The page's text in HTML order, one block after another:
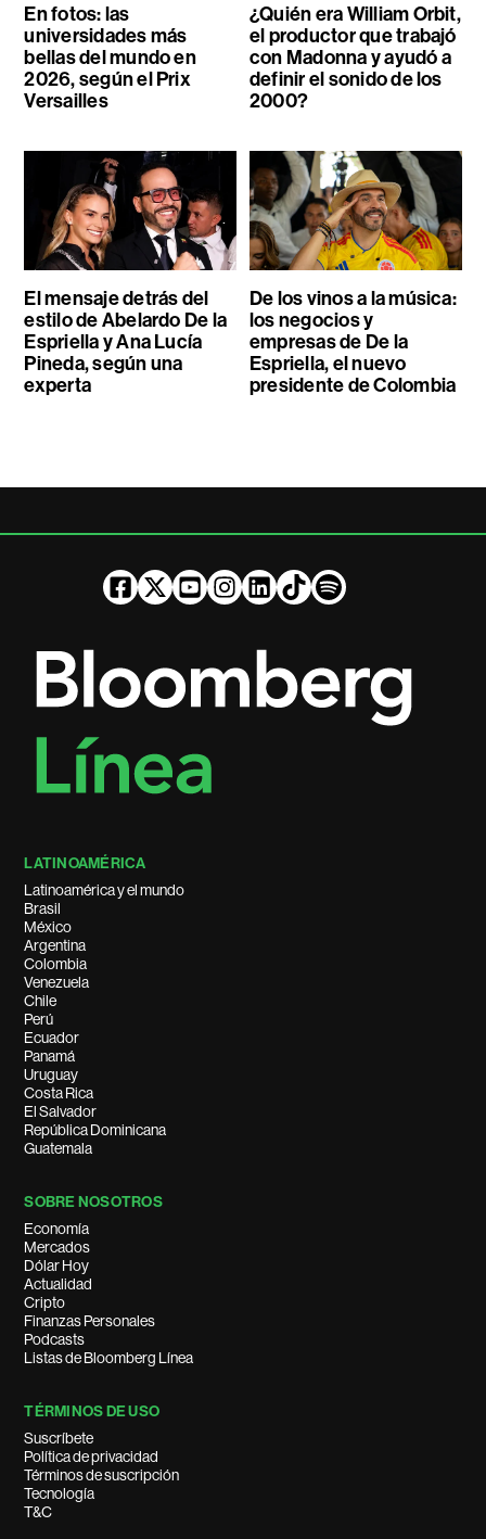
En fotos: las
universidades más
bellas del mundo en
2026, según el Prix
Versailles
¿Quién era William Orbit,
el productor que trabajó
con Madonna y ayudó a
definir el sonido de los
2000?
El mensaje detrás del
estilo de Abelardo De la
Espriella y Ana Lucía
Pineda, según una
experta
De los vinos a la música:
los negocios y
empresas de De la
Espriella, el nuevo
presidente de Colombia
LATINOAMÉRICA
Latinoamérica y el mundo
Brasil
México
Argentina
Colombia
Venezuela
Chile
Perú
Ecuador
Panamá
Uruguay
Costa Rica
El Salvador
República Dominicana
Guatemala
SOBRE NOSOTROS
Economía
Mercados
Dólar Hoy
Actualidad
Cripto
Finanzas Personales
Podcasts
Listas de Bloomberg Línea
TÉRMINOS DE USO
Suscríbete
Política de privacidad
Términos de suscripción
Tecnología
T&C